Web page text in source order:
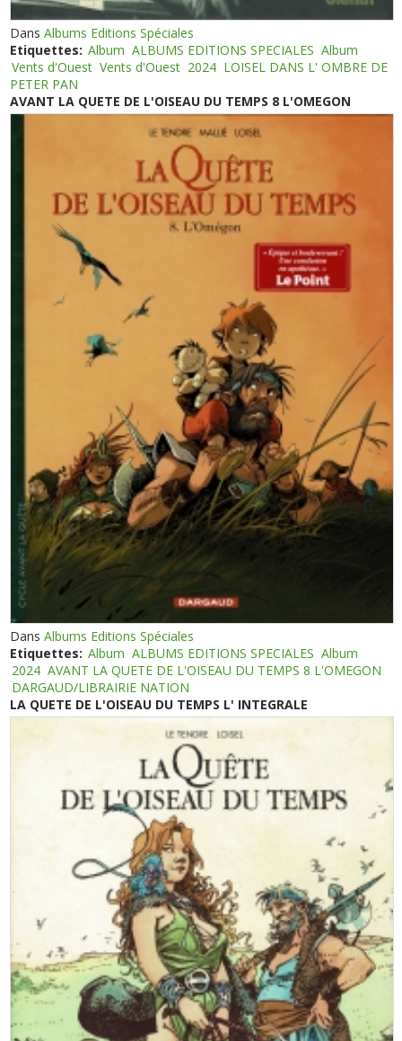
DansAlbums Editions Spéciales
Etiquettes: Album ALBUMS EDITIONS SPECIALES Album
Vents d'Ouest Vents d'Ouest 2024 LOISEL DANS L' OMBRE DE
PETER PAN
AVANT LA QUETE DE L'OISEAU DU TEMPS 8 L'OMEGON
DansAlbums Editions Spéciales
Etiquettes: Album ALBUMS EDITIONS SPECIALES Album
2024 AVANT LA QUETE DE L'OISEAU DU TEMPS 8 L'OMEGON
DARGAUD/LIBRAIRIE NATION
LA QUETE DE L'OISEAU DU TEMPS L' INTEGRALE